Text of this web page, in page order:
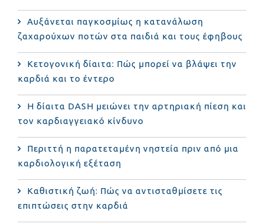
Αυξάνεται παγκοσμίως η κατανάλωση
ζαχαρούχων ποτών στα παιδιά και τους έφηβους
Κετογονική δίαιτα: Πώς μπορεί να βλάψει την
καρδιά και το έντερο
Η δίαιτα DASH μειώνει την αρτηριακή πίεση και
τον καρδιαγγειακό κίνδυνο
Περιττή η παρατεταμένη νηστεία πριν από μια
καρδιολογική εξέταση
Καθιστική ζωή: Πώς να αντισταθμίσετε τις
επιπτώσεις στην καρδιά